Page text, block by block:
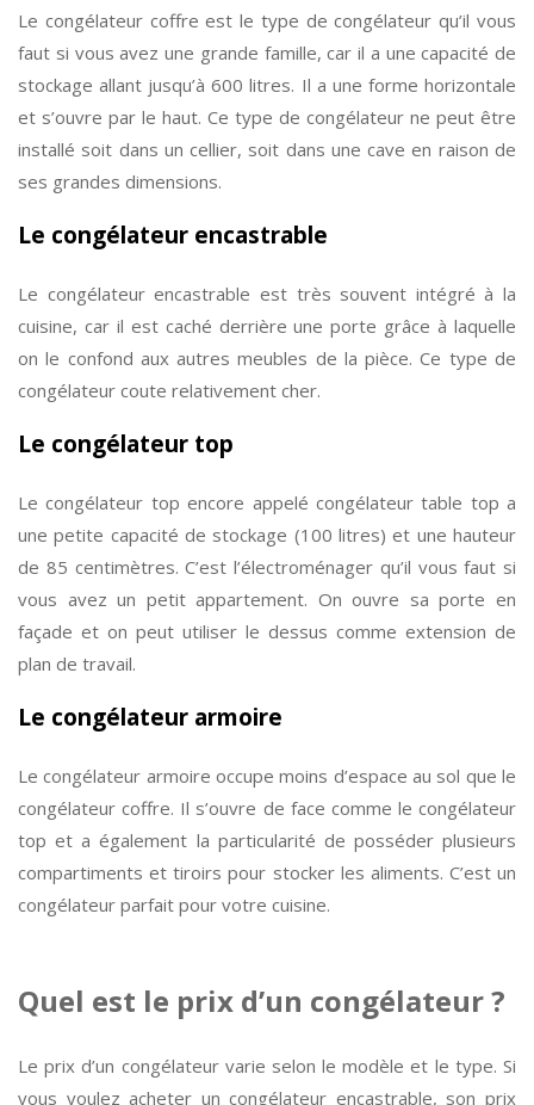
Le congélateur coffre est le type de congélateur qu’il vous
faut si vous avez une grande famille, car il a une capacité de
stockage allant jusqu’à 600 litres. Il a une forme horizontale
et s’ouvre par le haut. Ce type de congélateur ne peut être
installé soit dans un cellier, soit dans une cave en raison de
ses grandes dimensions.
Le congélateur encastrable
Le congélateur encastrable est très souvent intégré à la
cuisine, car il est caché derrière une porte grâce à laquelle
on le confond aux autres meubles de la pièce. Ce type de
congélateur coute relativement cher.
Le congélateur top
Le congélateur top encore appelé congélateur table top a
une petite capacité de stockage (100 litres) et une hauteur
de 85 centimètres. C’est l’électroménager qu’il vous faut si
vous avez un petit appartement. On ouvre sa porte en
façade et on peut utiliser le dessus comme extension de
plan de travail.
Le congélateur armoire
Le congélateur armoire occupe moins d’espace au sol que le
congélateur coffre. Il s’ouvre de face comme le congélateur
top et a également la particularité de posséder plusieurs
compartiments et tiroirs pour stocker les aliments. C’est un
congélateur parfait pour votre cuisine.
Quel est le prix d’un congélateur ?
Le prix d’un congélateur varie selon le modèle et le type. Si
vous voulez acheter un congélateur encastrable, son prix